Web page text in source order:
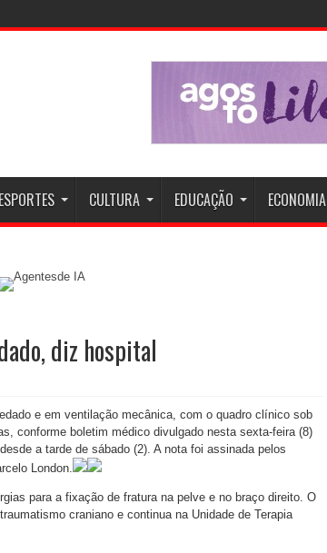
no Vale d
ESPORTES CULTURA EDUCAÇÃO ECONOMIA
diz hospital
e em ventilação mecânica, com o quadro clínico sob
conforme boletim médico divulgado nesta sexta-feira (8)
a tarde de sábado (2). A nota foi assinada pelos
London.
para a fixação de fratura na pelve e no braço direito. O
craniano e continua na Unidade de Terapia